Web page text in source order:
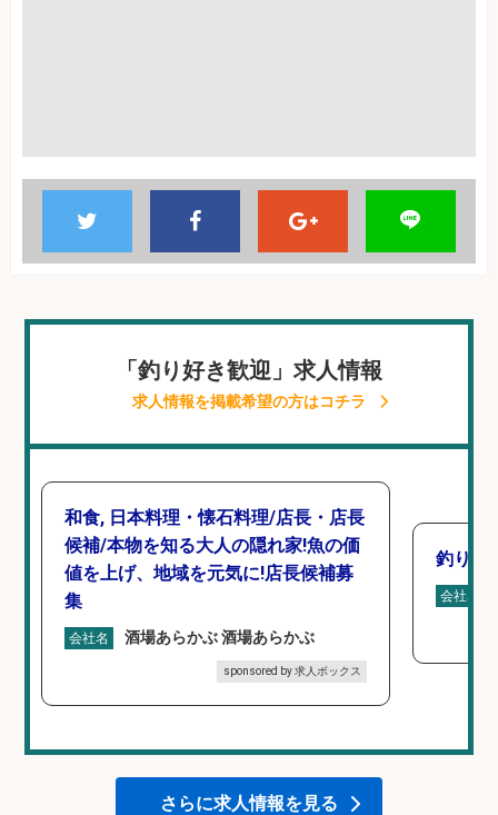
「釣り好き歓迎」求人情報
求人情報を掲載希望の方はコチラ
和食, 日本料理・懐石料理/店長・店長
候補/本物を知る大人の隠れ家!魚の価
値を上げ、地域を元気に!店長候補募
集
会社名 酒場あらかぶ 酒場あらかぶ
sponsored by 求人ボックス
釣り具
会社名
さらに求人情報を見る